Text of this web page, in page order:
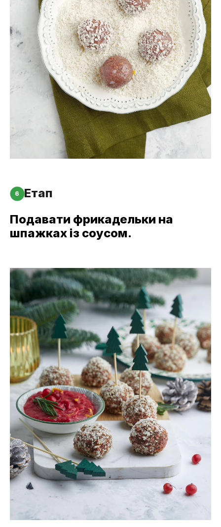
6
Етап
Подавати фрикадельки на
шпажках із соусом.